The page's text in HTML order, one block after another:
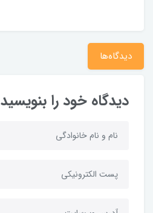
دیدگاه‌ها
دیدگاه خود را بنویسید